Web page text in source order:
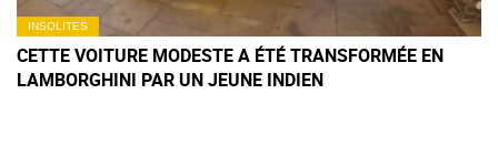
INSOLITES
CETTE VOITURE MODESTE A ÉTÉ TRANSFORMÉE EN
LAMBORGHINI PAR UN JEUNE INDIEN